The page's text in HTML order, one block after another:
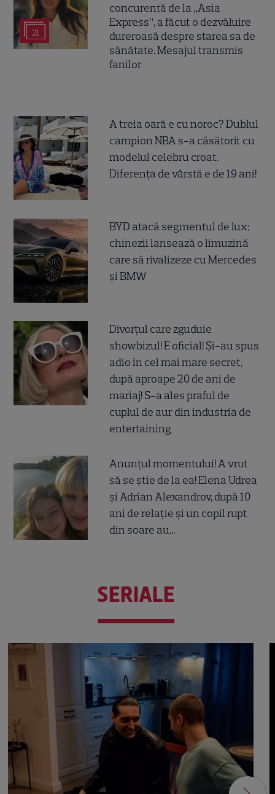
21
concurentă de la „Asia
Express”, a făcut o dezvăluire
dureroasă despre starea sa de
sănătate. Mesajul transmis
fanilor
A treia oară e cu noroc? Dublul
campion NBA s-a căsătorit cu
modelul celebru croat.
Diferența de vârstă e de 19 ani!
BYD atacă segmentul de lux:
chinezii lansează o limuzină
care să rivalizeze cu Mercedes
și BMW
Divorțul care zguduie
showbizul! E oficial! Și-au spus
adio în cel mai mare secret,
după aproape 20 de ani de
mariaj! S-a ales praful de
cuplul de aur din industria de
entertaining
Anunțul momentului! A vrut
să se știe de la ea! Elena Udrea
și Adrian Alexandrov, după 10
ani de relație și un copil rupt
din soare au...
SERIALE